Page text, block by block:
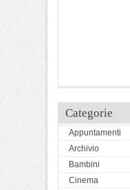
Categorie
Appuntamenti
Archivio
Bambini
Cinema